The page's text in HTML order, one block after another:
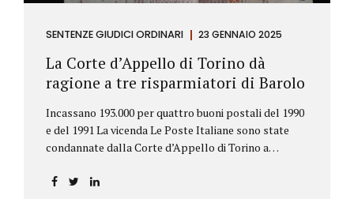
SENTENZE GIUDICI ORDINARI 23 GENNAIO 2025
La Corte d’Appello di Torino dà
ragione a tre risparmiatori di Barolo
Incassano 193.000 per quattro buoni postali del 1990
e del 1991 La vicenda Le Poste Italiane sono state
condannate dalla Corte d’Appello di Torino a
per oltre 193.000,00 euro: la sentenza ribalta la